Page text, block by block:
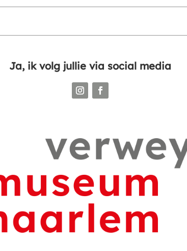
Ja, ik volg jullie via social media